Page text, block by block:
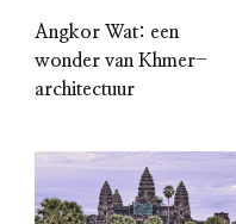
Angkor Wat: een
wonder van Khmer-
architectuur